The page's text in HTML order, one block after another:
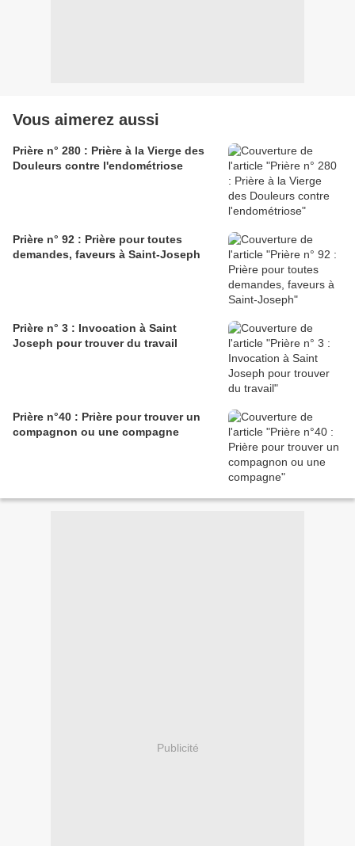
Vous aimerez aussi
Prière n° 280 : Prière à la Vierge des
Douleurs contre l'endométriose
Prière n° 92 : Prière pour toutes
demandes, faveurs à Saint-Joseph
Prière n° 3 : Invocation à Saint
Joseph pour trouver du travail
Prière n°40 : Prière pour trouver un
compagnon ou une compagne
Publicité